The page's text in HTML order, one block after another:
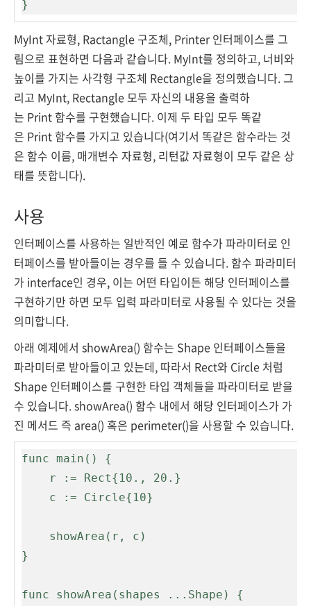
}
MyInt 자료형, Ractangle 구조체, Printer 인터페이스를 그
림으로 표현하면 다음과 같습니다. MyInt를 정의하고, 너비와
높이를 가지는 사각형 구조체 Rectangle을 정의했습니다. 그
리고 MyInt, Rectangle 모두 자신의 내용을 출력하
는 Print 함수를 구현했습니다. 이제 두 타입 모두 똑같
은 Print 함수를 가지고 있습니다(여기서 똑같은 함수라는 것
은 함수 이름, 매개변수 자료형, 리턴값 자료형이 모두 같은 상
태를 뜻합니다).
사용
인터페이스를 사용하는 일반적인 예로 함수가 파라미터로 인
터페이스를 받아들이는 경우를 들 수 있습니다. 함수 파라미터
가 interface인 경우, 이는 어떤 타입이든 해당 인터페이스를
구현하기만 하면 모두 입력 파라미터로 사용될 수 있다는 것을
의미합니다.
아래 예제에서 showArea() 함수는 Shape 인터페이스들을
파라미터로 받아들이고 있는데, 따라서 Rect와 Circle 처럼
Shape 인터페이스를 구현한 타입 객체들을 파라미터로 받을
수 있습니다. showArea() 함수 내에서 해당 인터페이스가 가
진 메서드 즉 area() 혹은 perimeter()을 사용할 수 있습니다.
func main() {
}
func showArea(shapes ...Shape) {